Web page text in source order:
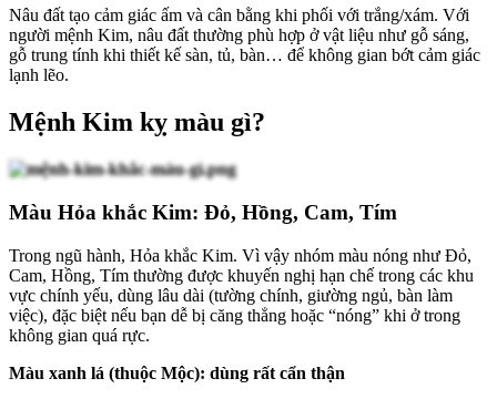
Nâu đất tạo cảm giác ấm và cân bằng khi phối với trắng/xám. Với
người mệnh Kim, nâu đất thường phù hợp ở vật liệu như gỗ sáng,
gỗ trung tính khi thiết kế sàn, tủ, bàn… để không gian bớt cảm giác
lạnh lẽo.
Mệnh Kim kỵ màu gì?
Màu Hỏa khắc Kim: Đỏ, Hồng, Cam, Tím
Trong ngũ hành, Hỏa khắc Kim. Vì vậy nhóm màu nóng như Đỏ,
Cam, Hồng, Tím thường được khuyến nghị hạn chế trong các khu
vực chính yếu, dùng lâu dài (tường chính, giường ngủ, bàn làm
việc), đặc biệt nếu bạn dễ bị căng thẳng hoặc “nóng” khi ở trong
không gian quá rực.
Màu xanh lá (thuộc Mộc): dùng rất cẩn thận